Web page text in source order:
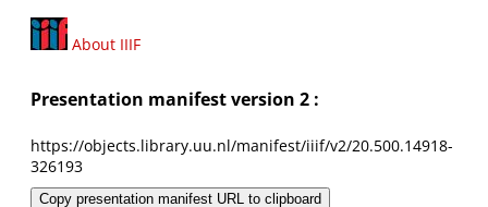
About IIIF
Presentation manifest version 2 :
https://objects.library.uu.nl/manifest/iiif/v2/20.500.14918-
326193
Copy presentation manifest URL to clipboard